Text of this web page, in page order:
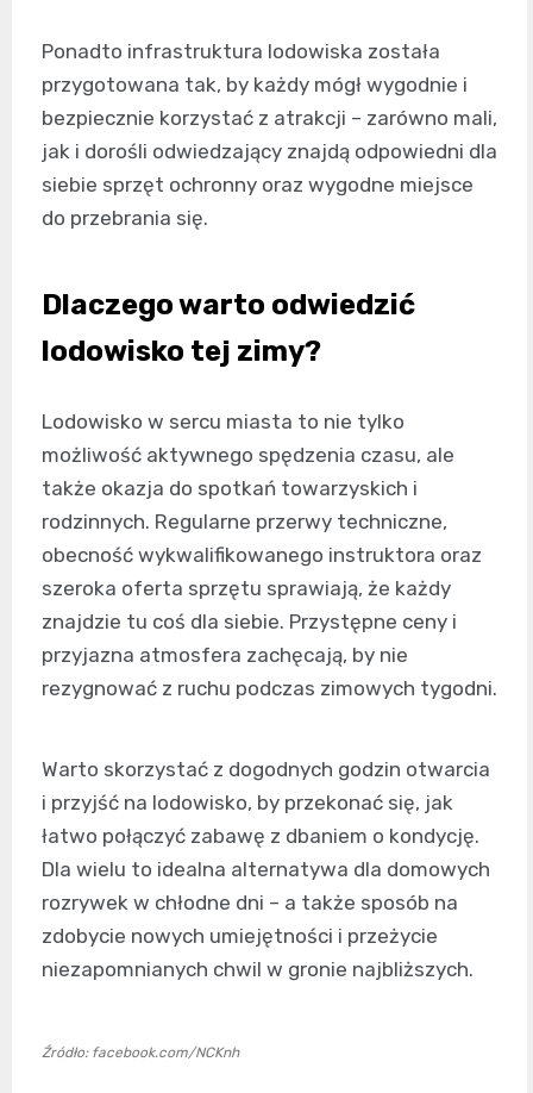
Ponadto infrastruktura lodowiska została
przygotowana tak, by każdy mógł wygodnie i
bezpiecznie korzystać z atrakcji – zarówno mali,
jak i dorośli odwiedzający znajdą odpowiedni dla
siebie sprzęt ochronny oraz wygodne miejsce
do przebrania się.
Dlaczego warto odwiedzić
lodowisko tej zimy?
Lodowisko w sercu miasta to nie tylko
możliwość aktywnego spędzenia czasu, ale
także okazja do spotkań towarzyskich i
rodzinnych. Regularne przerwy techniczne,
obecność wykwalifikowanego instruktora oraz
szeroka oferta sprzętu sprawiają, że każdy
znajdzie tu coś dla siebie. Przystępne ceny i
przyjazna atmosfera zachęcają, by nie
rezygnować z ruchu podczas zimowych tygodni.
Warto skorzystać z dogodnych godzin otwarcia
i przyjść na lodowisko, by przekonać się, jak
łatwo połączyć zabawę z dbaniem o kondycję.
Dla wielu to idealna alternatywa dla domowych
rozrywek w chłodne dni – a także sposób na
zdobycie nowych umiejętności i przeżycie
niezapomnianych chwil w gronie najbliższych.
Źródło: facebook.com/NCKnh